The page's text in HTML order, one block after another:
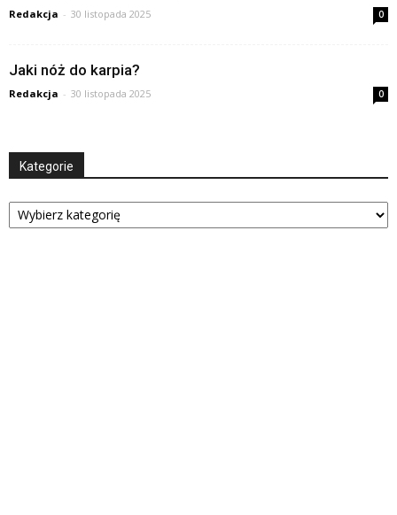
Redakcja - 30 listopada 2025 0
Jaki nóż do karpia?
Redakcja - 30 listopada 2025 0
Kategorie
Kategorie